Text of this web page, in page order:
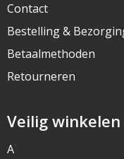
Contact
Bestelling &
Betaalmethoden
Retourneren
Veilig winkelen
Algemene